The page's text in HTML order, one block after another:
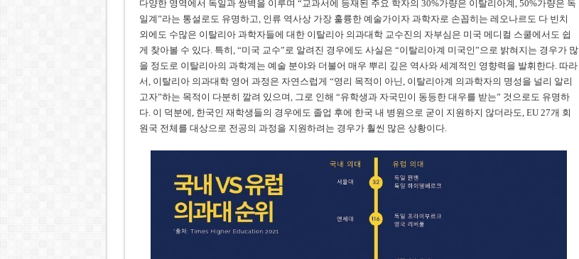
다양한 영역에서 독일과 쌍벽을 이루며 “교과서에 등재된 주요 학자의 30%가량은 이탈리아계, 50%가량은 독
일계”라는 통설로도 유명하고, 인류 역사상 가장 훌륭한 예술가이자 과학자로 손꼽히는 레오나르도 다 빈치
외에도 수많은 이탈리아 과학자들에 대한 이탈리아 의과대학 교수진의 자부심은 미국 메디컬 스쿨에서도 쉽
게 찾아볼 수 있다. 특히, “미국 교수”로 알려진 경우에도 사실은 “이탈리아계 미국인”으로 밝혀지는 경우가 많
을 정도로 이탈리아의 과학계는 예술 분야와 더불어 매우 뿌리 깊은 역사와 세계적인 영향력을 발휘한다. 따라
서, 이탈리아 의과대학 영어 과정은 자연스럽게 “영리 목적이 아닌, 이탈리아계 의과학자의 명성을 널리 알리
고자”하는 목적이 다분히 깔려 있으며, 그로 인해 “유학생과 자국민이 동등한 대우를 받는” 것으로도 유명하
다. 이 덕분에, 한국인 재학생들의 경우에도 졸업 후에 한국 내 병원으로 굳이 지원하지 않더라도, EU 27개 회
원국 전체를 대상으로 전공의 과정을 지원하려는 경우가 훨씬 많은 상황이다.